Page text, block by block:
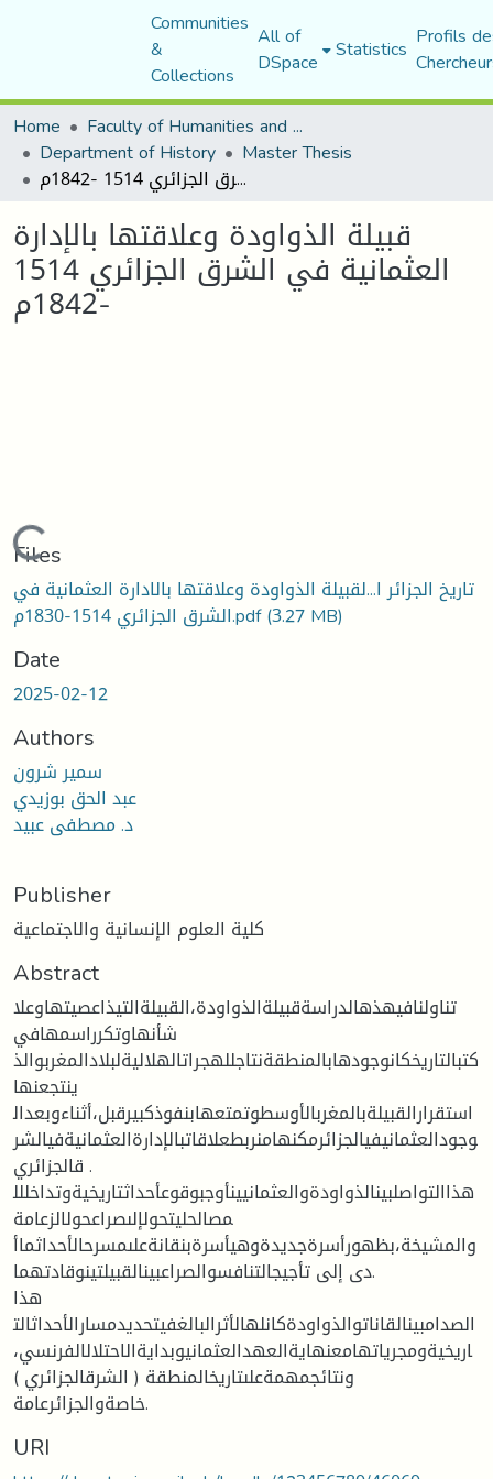
Communities
&
Collections
All of
DSpace Statistics Profils
Home
Faculty of Humanities and Social Sciences
Department of History Master Thesis
قبيلة الذواودة وعلاقتها بالإدارة العثمانية في الشرق الجزائري 1514 -1842م
قبيلة الذواودة وعلاقتها بالإدارة
العثمانية في الشرق الجزائري 1514
-1842م
Loading...
Files
تاريخ الجزائر ا...لقبيلة الذواودة وعلاقتها بالادارة العثمانية في
الشرق الجزائري 1514-1830م.pdf(3.27 MB)
Date
2025-02-12
Authors
سمير شرون
عبد الحق بوزيدي
د. مصطفى عبيد
Publisher
كلية العلوم الإنسانية والاجتماعية
Abstract
تناولنافيهذهالدراسةقبيلةالذواودة،القبيلةالتيذاعصيتهاوعلا
شأنهاوتكرراسمهافي
كتبالتاريخكانوجودهابالمنطقةنتاجللهجراتالهلاليةلبلادالمغربوالذ
ينتجعنها
استقرارالقبيلةبالمغربالأوسطوتمتعهابنفوذكبيرقبل،أثناءوبعدال
وجودالعثمانيفيالجزائرمكنهامنربطعلاقاتبالإدارةالعثمانيةفيالشر
قالجزائري .
هذاالتواصلبينالذواودةوالعثمانيينأوجبوقوعأحداثتاريخيةوتداخللل
مصالحليتحولإلىصراعحولالزعامة
والمشيخة،بظهورأسرةجديدةوهيأسرةبنقانةعلىمسرحالأحداثماأ
دى إلى تأجيجالتنافسوالصراعبينالقبيلتينوقادتهما.
هذا
الصدامبينالقاناتوالذواودةكانلهالأثرالبالغفيتحديدمسارالأحداثالت
اريخيةومجرياتهامعنهايةالعهدالعثمانيوبدايةالاحتلالالفرنسي،
ونتائجمهمةعلىتاريخالمنطقة ( الشرقالجزائري )
خاصةوالجزائرعامة.
URI